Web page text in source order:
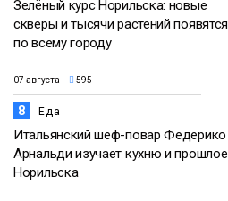
Зелёный курс Норильска: новые
скверы и тысячи растений появятся
по всему городу
07 августа 595
8 Еда
Итальянский шеф-повар Федерико
Арнальди изучает кухню и прошлое
Норильска